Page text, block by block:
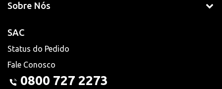
Sobre Nós
SAC
Status do Pedido
Fale Conosco
0800 727 2273